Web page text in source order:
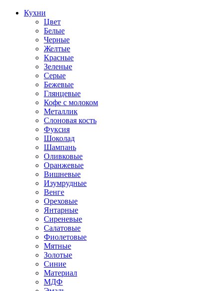
Кухни
Цвет
Белые
Черные
Желтые
Красные
Зеленые
Серые
Бежевые
Глянцевые
Кофе с молоком
Металлик
Слоновая кость
Фуксия
Шоколад
Шампань
Оливковые
Оранжевые
Вишневые
Изумрудные
Венге
Ореховые
Янтарные
Сиреневые
Салатовые
Фиолетовые
Мятные
Золотые
Синие
Материал
МДФ